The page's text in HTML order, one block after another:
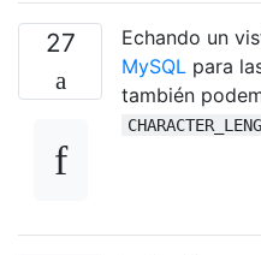
27 Echando un
MySQL para
también